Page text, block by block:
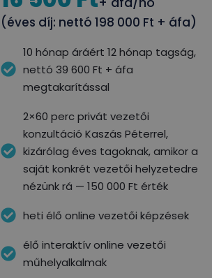
(éves díj: nettó 198 000 Ft + áfa)
10 hónap áráért 12 hónap tagság,
nettó 39 600 Ft + áfa
megtakarítással
2×60 perc privát vezetői
konzultáció Kaszás Péterrel,
kizárólag éves tagoknak, amikor a
saját konkrét vezetői helyzetedre
nézünk rá — 150 000 Ft érték
heti élő online vezetői képzések
élő interaktív online vezetői
műhelyalkalmak